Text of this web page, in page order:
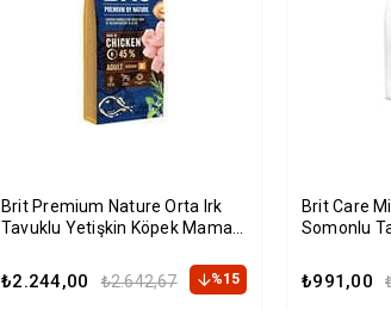
Brit Premium Nature Orta Irk
Tavuklu Yetişkin Köpek Maması
₺2.244,00 ₺2.642,67 %15
Brit Care
Somonlu
₺991,00